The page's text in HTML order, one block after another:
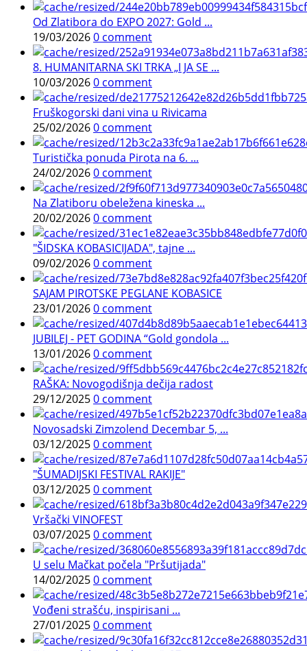
Od Zlatibora do EXPO 2027: Gold ...
19/03/20260 comment
8. HUMANITARNA SKI TRKA „I JA SE ...
10/03/20260 comment
Fruškogorski dani vina u Rivicama
25/02/20260 comment
Turistička ponuda Pirota na 6. ...
24/02/20260 comment
Na Zlatiboru obeležena kineska ...
20/02/20260 comment
"ŠIDSKA KOBASICIJADA", tajne ...
09/02/20260 comment
SAJAM PIROTSKE PEGLANE KOBASICE
23/01/20260 comment
JUBILEJ - PET GODINA “Gold gondola ...
13/01/20260 comment
RAŠKA: Novogodišnja dečija radost
29/12/20250 comment
Novosadski Zimzolend Decembar 5, ...
03/12/20250 comment
"ŠUMADIJSKI FESTIVAL RAKIJE"
03/12/20250 comment
Vršački VINOFEST
03/07/20250 comment
U selu Mačkat počela "Pršutijada"
14/02/20250 comment
Vođeni strašću, inspirisani ...
27/01/20250 comment